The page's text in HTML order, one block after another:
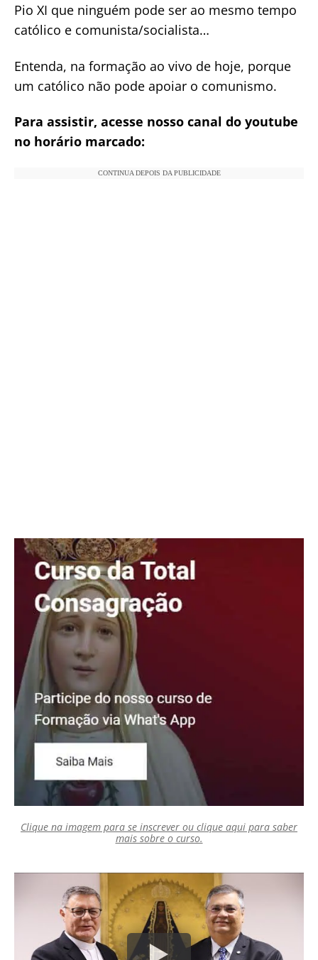
Pio XI que ninguém pode ser ao mesmo tempo
católico e comunista/socialista…
Entenda, na formação ao vivo de hoje, porque
um católico não pode apoiar o comunismo.
Para assistir, acesse nosso canal do youtube
no horário marcado:
CONTINUA DEPOIS DA PUBLICIDADE
Clique na imagem para se inscrever ou clique aqui para saber
mais sobre o curso.